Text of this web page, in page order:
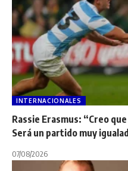
INTERNACIONALES
Rassie Erasmus: “Creo
Será un partido muy
07/08/2026